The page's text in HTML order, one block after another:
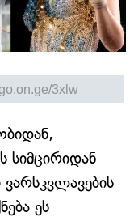
სიმცირიდან
ეს